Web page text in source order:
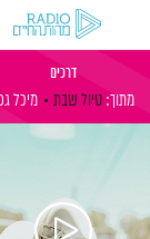
דרכים
מתוך: טיול שבת מיכל